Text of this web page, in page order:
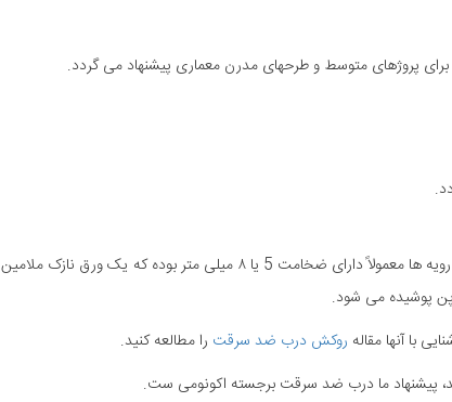
پروژهای متوسط و طرحهای مدرن معماری پیشنهاد می گردد.
رویه های درب ضد سرقت نوع ملامین: ام دی اف این نوع رویه ها معمولاً دارای ضخامت 5 یا ۸ میلی متر بوده که یک ورق نازک ملامین
پوشیده می شود.
با آنها مقاله روکش درب ضد سرقت را مطالعه کنید.
پیشنهاد ما درب ضد سرقت برجسته اکونومی ست.